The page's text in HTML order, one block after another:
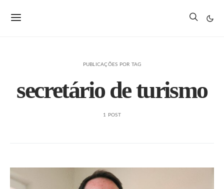
PUBLICAÇÕES POR TAG
secretário de turismo
1 POST